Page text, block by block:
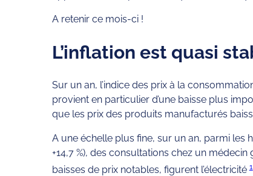
A retenir ce mois-ci !
L’inflation est quasi
Sur un an, l’indice des prix à la
provient en particulier d’une baisse plus
que les prix des produits manufacturés
A une échelle plus fine, sur un an, parmi les
+14,7 %), des consultations chez un médecin
baisses de prix notables, figurent l’électricité1